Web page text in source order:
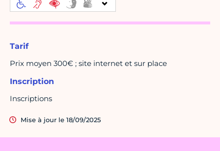
Tarif
Prix moyen 300€ ; site internet et sur place
Inscription
Inscriptions
Mise à jour le 18/09/2025